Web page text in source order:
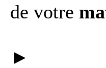
de votre
►